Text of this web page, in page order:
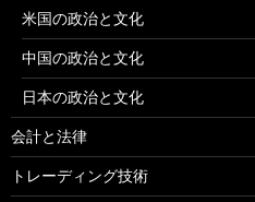
米国の政治と文化
中国の政治と文化
日本の政治と文化
会計と法律
トレーディング技術